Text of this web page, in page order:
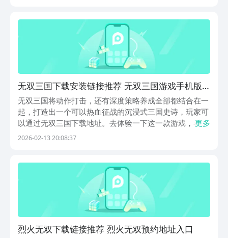
#《《《
无双三国下载安装链接推荐 无双三国游戏手机版
在哪预约
无双三国将动作打击，还有深度策略养成全部都结合在一
起，打造出一个可以热血征战的沉浸式三国史诗，玩家可
以通过无双三国下载地址。去体验一下这一款游戏，看一
下在这三国乱世之中，自己到底怎么样才能够成就一番传
三...
更多
2026-02-13 20:08:37
烈火无双下载链接推荐 烈火无双预约地址入口